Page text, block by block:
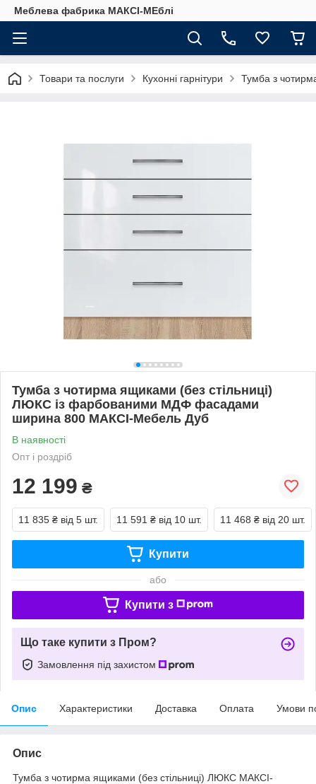
Меблева фабрика МАКСІ-МЕблі
Товари та послуги Кухонні гарнітури Тумба з
Тумба з чотирма ящиками (без стільниці)
ЛЮКС із фарбованими МДФ фасадами
ширина 800 МАКСІ-Мебель Дуб
В наявності
Опт і роздріб
12 199 ₴
11 835 ₴ від 5 шт. 11 591 ₴ від 10 шт. 11 468 ₴ від 20 шт.
Купити
або
Купити з
Що таке купити з Пром?
Замовлення під захистом
Опис Характеристики Доставка Оплата Умови
Опис
Тумба з чотирма ящиками (без стільниці) ЛЮКС МАКСІ-